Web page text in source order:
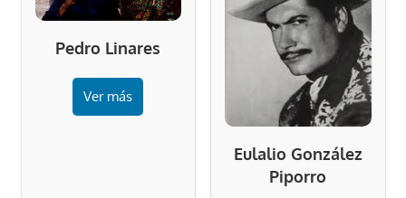
Pedro Linares
Ver más
Eulalio González
Piporro